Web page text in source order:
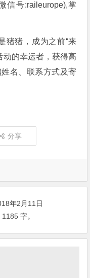
信号:raileurope),掌
猪猪，成为之前“来
动的幸运者，获得高
名、联系方式及寄
分享
年2月11日
字。